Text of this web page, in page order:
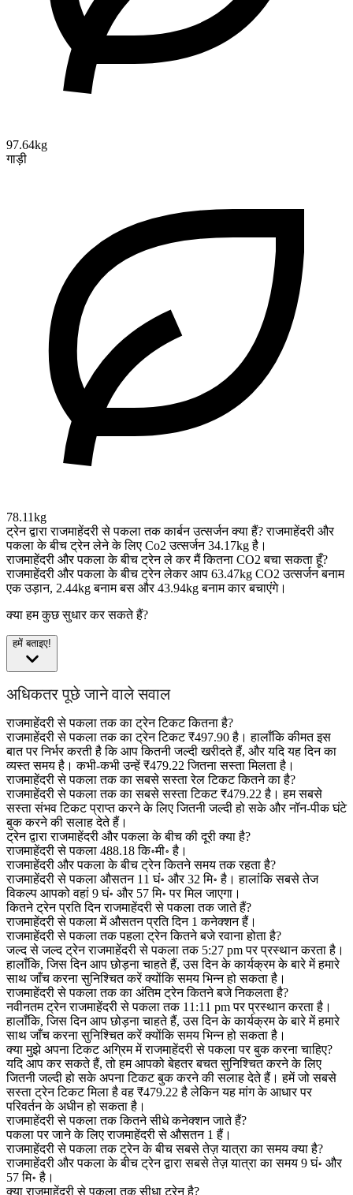
97.64kg
गाड़ी
78.11kg
ट्रेन द्वारा राजमाहेंदरी से पकला तक कार्बन उत्सर्जन क्या हैं? राजमाहेंदरी और
पकला के बीच ट्रेन लेने के लिए Co2 उत्सर्जन 34.17kg है।
राजमाहेंदरी और पकला के बीच ट्रेन ले कर मैं कितना CO2 बचा सकता हूँ?
राजमाहेंदरी और पकला के बीच ट्रेन लेकर आप 63.47kg CO2 उत्सर्जन बनाम
एक उड़ान, 2.44kg बनाम बस और 43.94kg बनाम कार बचाएंगे।
क्या हम कुछ सुधार कर सकते हैं?
हमें बताइए!
अधिकतर पूछे जाने वाले सवाल
राजमाहेंदरी से पकला तक का ट्रेन टिकट कितना है?
राजमाहेंदरी से पकला तक का ट्रेन टिकट ₹497.90 है। हालाँकि कीमत इस
बात पर निर्भर करती है कि आप कितनी जल्दी खरीदते हैं, और यदि यह दिन का
व्यस्त समय है। कभी-कभी उन्हें ₹479.22 जितना सस्ता मिलता है।
राजमाहेंदरी से पकला तक का सबसे सस्ता रेल टिकट कितने का है?
राजमाहेंदरी से पकला तक का सबसे सस्ता टिकट ₹479.22 है। हम सबसे
सस्ता संभव टिकट प्राप्त करने के लिए जितनी जल्दी हो सके और नॉन-पीक घंटे
बुक करने की सलाह देते हैं।
ट्रेन द्वारा राजमाहेंदरी और पकला के बीच की दूरी क्या है?
राजमाहेंदरी से पकला 488.18 कि॰मी॰ है।
राजमाहेंदरी और पकला के बीच ट्रेन कितने समय तक रहता है?
राजमाहेंदरी से पकला औसतन 11 घं॰ और 32 मि॰ है। हालांकि सबसे तेज
विकल्प आपको वहां 9 घं॰ और 57 मि॰ पर मिल जाएगा।
कितने ट्रेन प्रति दिन राजमाहेंदरी से पकला तक जाते हैं?
राजमाहेंदरी से पकला में औसतन प्रति दिन 1 कनेक्शन हैं।
राजमाहेंदरी से पकला तक पहला ट्रेन कितने बजे रवाना होता है?
जल्द से जल्द ट्रेन राजमाहेंदरी से पकला तक 5:27 pm पर प्रस्थान करता है।
हालाँकि, जिस दिन आप छोड़ना चाहते हैं, उस दिन के कार्यक्रम के बारे में हमारे
साथ जाँच करना सुनिश्चित करें क्योंकि समय भिन्न हो सकता है।
राजमाहेंदरी से पकला तक का अंतिम ट्रेन कितने बजे निकलता है?
नवीनतम ट्रेन राजमाहेंदरी से पकला तक 11:11 pm पर प्रस्थान करता है।
हालाँकि, जिस दिन आप छोड़ना चाहते हैं, उस दिन के कार्यक्रम के बारे में हमारे
साथ जाँच करना सुनिश्चित करें क्योंकि समय भिन्न हो सकता है।
क्या मुझे अपना टिकट अग्रिम में राजमाहेंदरी से पकला पर बुक करना चाहिए?
यदि आप कर सकते हैं, तो हम आपको बेहतर बचत सुनिश्चित करने के लिए
जितनी जल्दी हो सके अपना टिकट बुक करने की सलाह देते हैं। हमें जो सबसे
सस्ता ट्रेन टिकट मिला है वह ₹479.22 है लेकिन यह मांग के आधार पर
परिवर्तन के अधीन हो सकता है।
राजमाहेंदरी से पकला तक कितने सीधे कनेक्शन जाते हैं?
पकला पर जाने के लिए राजमाहेंदरी से औसतन 1 हैं।
राजमाहेंदरी से पकला तक ट्रेन के बीच सबसे तेज़ यात्रा का समय क्या है?
राजमाहेंदरी और पकला के बीच ट्रेन द्वारा सबसे तेज़ यात्रा का समय 9 घं॰ और
57 मि॰ है।
क्या राजमाहेंदरी से पकला तक सीधा ट्रेन है?